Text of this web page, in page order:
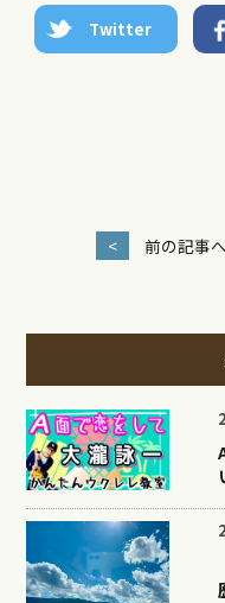
Twitter
< 前の記事へ